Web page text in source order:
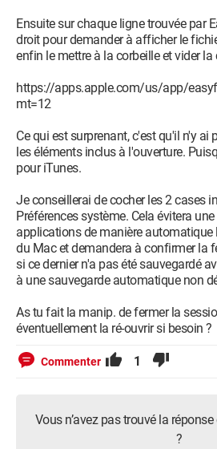
Ensuite sur chaque ligne trouvée par
droit pour demander à afficher le
enfin le mettre à la corbeille et vider la
https://apps.apple.com/us/app/
mt=12
Ce qui est surprenant, c'est qu'il n'y ai
les éléments inclus à l'ouverture.
pour iTunes.
Je conseillerai de cocher les 2 cases
Préférences système. Cela évitera
applications de manière automatique
du Mac et demandera à confirmer la
si ce dernier n'a pas été sauvegardé
à une sauvegarde automatique non
As tu fait la manip. de fermer la
éventuellement la ré-ouvrir si besoin ?
Commenter 1
Vous n’avez pas trouvé la
?